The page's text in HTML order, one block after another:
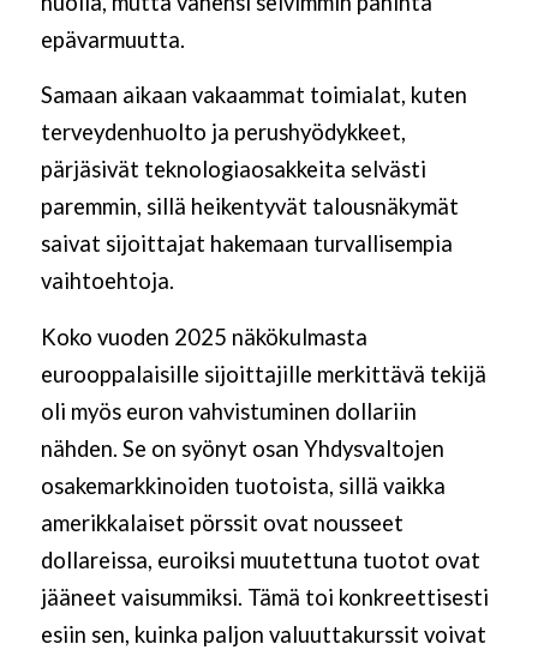
epävarmuutta.
Samaan aikaan vakaammat toimialat, kuten
terveydenhuolto ja perushyödykkeet,
pärjäsivät teknologiaosakkeita selvästi
paremmin, sillä heikentyvät talousnäkymät
saivat sijoittajat hakemaan turvallisempia
vaihtoehtoja.
Koko vuoden 2025 näkökulmasta
eurooppalaisille sijoittajille merkittävä tekijä
oli myös euron vahvistuminen dollariin
nähden. Se on syönyt osan Yhdysvaltojen
osakemarkkinoiden tuotoista, sillä vaikka
amerikkalaiset pörssit ovat nousseet
dollareissa, euroiksi muutettuna tuotot ovat
jääneet vaisummiksi. Tämä toi konkreettisesti
esiin sen, kuinka paljon valuuttakurssit voivat